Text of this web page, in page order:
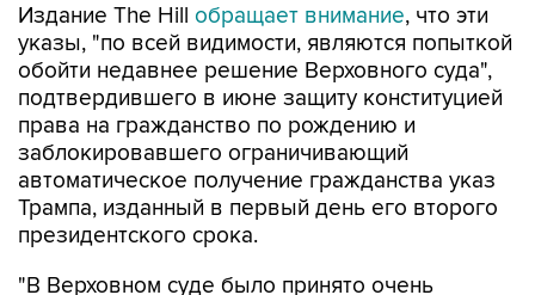
Издание The Hill обращает внимание, что эти
указы, "по всей видимости, являются попыткой
обойти недавнее решение Верховного суда",
подтвердившего в июне защиту конституцией
права на гражданство по рождению и
заблокировавшего ограничивающий
автоматическое получение гражданства указ
Трампа, изданный в первый день его второго
президентского срока.
"В Верховном суде было принято очень